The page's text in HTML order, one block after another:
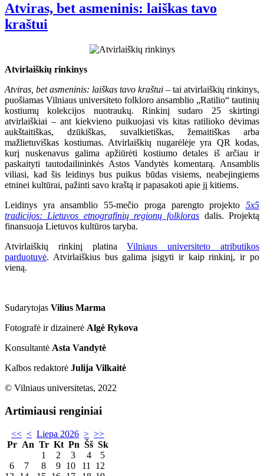
Atviras, bet asmeninis: laiškas tavo
kraštui
Atvirlaiškių rinkinys
Atviras, bet asmeninis: laiškas tavo kraštui – tai atvirlaiškių rinkinys,
puošiamas Vilniaus universiteto folkloro ansamblio „Ratilio“ tautinių
kostiumų kolekcijos nuotraukų. Rinkinį sudaro 25 skirtingi
atvirlaiškiai – ant kiekvieno puikuojasi vis kitas ratilioko dėvimas
aukštaitiškas, dzūkiškas, suvalkietiškas, žemaitiškas arba
mažlietuviškas kostiumas. Atvirlaiškių nugarėlėje yra QR kodas,
kurį nuskenavus galima apžiūrėti kostiumo detales iš arčiau ir
paskaityti tautodailininkės Astos Vandytės komentarą. Ansamblis
viliasi, kad šis leidinys bus puikus būdas visiems, neabejingiems
etninei kultūrai, pažinti savo kraštą ir papasakoti apie jį kitiems.
Leidinys yra ansamblio 55-mečio proga parengto projekto 5x5
tradicijos: Lietuvos etnografinių regionų folkloras dalis. Projektą
finansuoja Lietuvos kultūros taryba.
Atvirlaiškių rinkinį platinaVilniaus universiteto atributikos
parduotuvė. Atvirlaiškius bus galima įsigyti ir kaip rinkinį, ir po
vieną.
Sudarytojas Vilius Marma
Fotografė ir dizainerė Algė Rykova
Konsultantė Asta Vandytė
Kalbos redaktorė Julija Vilkaitė
© Vilniaus universitetas, 2022
Artimiausi renginiai
<< < Liepa 2026 > >>
Pr An Tr Kt Pn Šš Sk
1
2 3 4
5
6
7 8 9 10 11
12